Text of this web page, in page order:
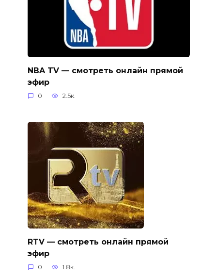
NBA TV — смотреть онлайн прямой
эфир
0 2.5к.
RTV — смотреть онлайн прямой
эфир
0 1.8к.